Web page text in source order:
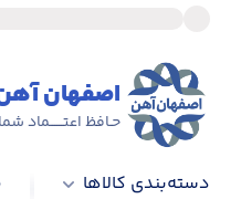
اصفهان
حـافظ اعتــــــماد شما
دسته‌بندی کالاها